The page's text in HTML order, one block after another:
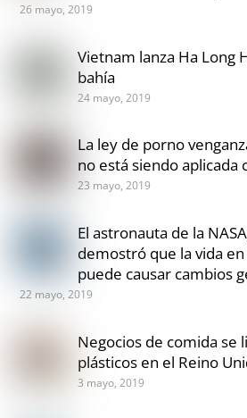
26 mayo, 2019
Vietnam lanza Ha Long
bahía
24 mayo, 2019
La ley de porno
no está siendo
23 mayo, 2019
El astronauta de la
demostró que la vida
puede causar cambios
22 mayo, 2019
Negocios de comida se
plásticos en el Reino
3 mayo, 2019